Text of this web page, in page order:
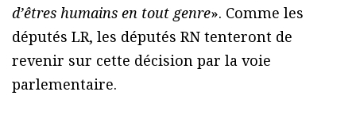
d’êtres humains en tout genre». Comme les
députés LR, les députés RN tenteront de
revenir sur cette décision par la voie
parlementaire.